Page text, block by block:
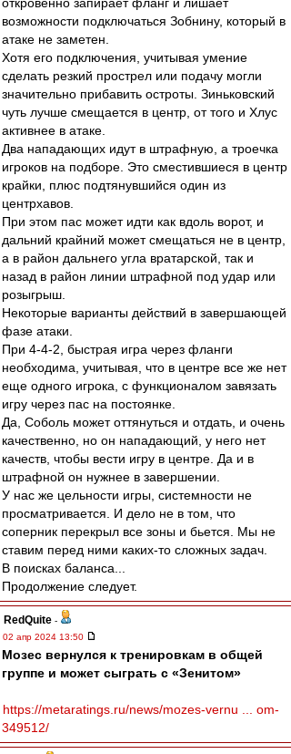
возможности подключаться Зобнину, который в
атаке не заметен.
Хотя его подключения, учитывая умение
сделать резкий прострел или подачу могли
значительно прибавить остроты. Зиньковский
чуть лучше смещается в центр, от того и Хлус
активнее в атаке.
Два нападающих идут в штрафную, а троечка
игроков на подборе. Это сместившиеся в центр
крайки, плюс подтянувшийся один из
центрхавов.
При этом пас может идти как вдоль ворот, и
дальний крайний может смещаться не в центр,
а в район дальнего угла вратарской, так и
назад в район линии штрафной под удар или
розыгрыш.
Некоторые варианты действий в завершающей
фазе атаки.
При 4-4-2, быстрая игра через фланги
необходима, учитывая, что в центре все же нет
еще одного игрока, с функционалом завязать
игру через пас на постоянке.
Да, Соболь может оттянуться и отдать, и очень
качественно, но он нападающий, у него нет
качеств, чтобы вести игру в центре. Да и в
штрафной он нужнее в завершении.
У нас же цельности игры, системности не
просматривается. И дело не в том, что
соперник перекрыл все зоны и бьется. Мы не
ставим перед ними каких-то сложных задач.
В поисках баланса...
Продолжение следует.
RedQuite -
02 апр 2024 13:50
Мозес вернулся к тренировкам в общей
группе и может сыграть с «Зенитом»
https://metaratings.ru/news/mozes-vernu ... om-
349512/